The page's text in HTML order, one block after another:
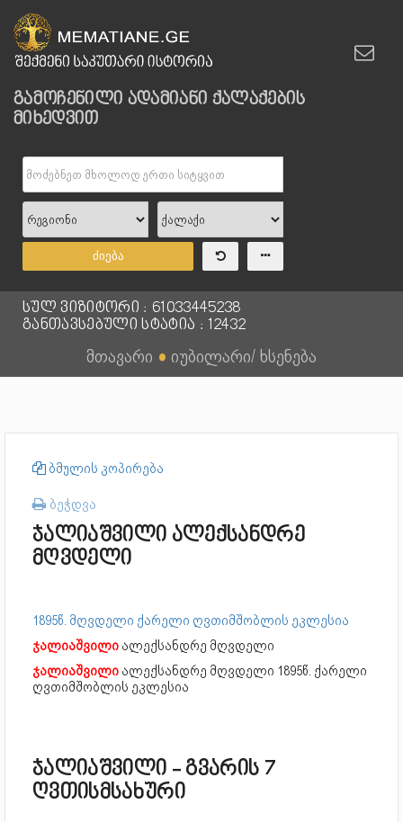
გამოჩენილი ადამიანი ქალაქების
მიხედვით
ძიება
სულ ვიზიტორი : 61033445238
განთავსებული სტატია : 12432
მთავარი ● იუბილარი/ ხსენება
ბმულის კოპირება
ბეჭდვა
ჯალიაშვილი ალექსანდრე
მღვდელი
1895წ. მღვდელი ქარელი ღვთიმშობლის ეკლესია
ჯალიაშვილი ალექსანდრე მღვდელი
ჯალიაშვილი ალექსანდრე მღვდელი 1895წ. ქარელი
ღვთიმშობლის ეკლესია
ჯალიაშვილი - გვარის 7
ღვთისმსახური